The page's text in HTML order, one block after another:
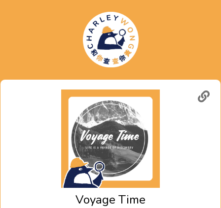
Voyage Time